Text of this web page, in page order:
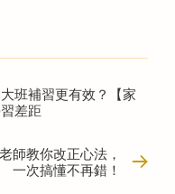
班補習更有效？【家
差距
師教你改正心法，
一次搞懂不再錯！